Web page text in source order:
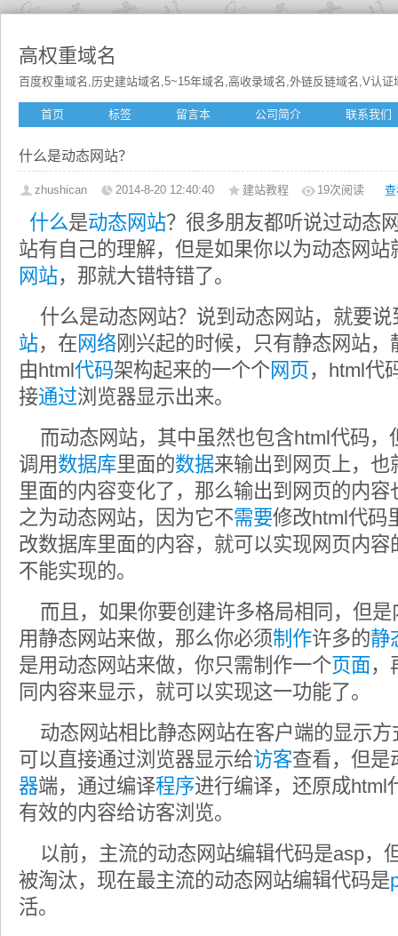
高权重域名
百度权重域名,历史建站域名,5~15年域名,高收录域名,外链反链域名,V认
首页 标签 留言本 公司简介 联系我们
什么是动态网站？
zhushican 2014-8-20 12:40:40 建站教程 19次阅读
什么是动态网站？很多朋友都听说过动态
站有自己的理解，但是如果你以为动态网站
网站，那就大错特错了。
什么是动态网站？说到动态网站，就要说
站，在网络刚兴起的时候，只有静态网站
由html代码架构起来的一个个网页，html代
接通过浏览器显示出来。
而动态网站，其中虽然也包含html代码，
调用数据库里面的数据来输出到网页上，
里面的内容变化了，那么输出到网页的内
之为动态网站，因为它不需要修改html代码
改数据库里面的内容，就可以实现网页内
不能实现的。
而且，如果你要创建许多格局相同，但是
用静态网站来做，那么你必须制作许多的静
是用动态网站来做，你只需制作一个页面，
同内容来显示，就可以实现这一功能了。
动态网站相比静态网站在客户端的显示方
可以直接通过浏览器显示给访客查看，但是
器端，通过编译程序进行编译，还原成html
有效的内容给访客浏览。
以前，主流的动态网站编辑代码是asp，
被淘汰，现在最主流的动态网站编辑代码是
活。